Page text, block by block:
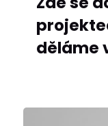
děláme